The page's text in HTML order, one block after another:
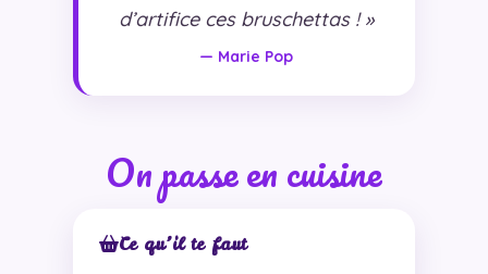
d’artifice ces bruschettas ! »
— Marie Pop
On passe en cuisine
Ce qu’il te faut